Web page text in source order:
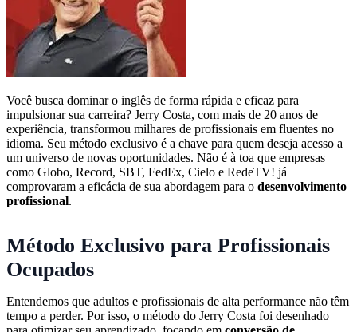
Você busca dominar o inglês de forma rápida e eficaz para
impulsionar sua carreira? Jerry Costa, com mais de 20 anos de
experiência, transformou milhares de profissionais em fluentes no
idioma. Seu método exclusivo é a chave para quem deseja acesso a
um universo de novas oportunidades. Não é à toa que empresas
como Globo, Record, SBT, FedEx, Cielo e RedeTV! já
comprovaram a eficácia de sua abordagem para o desenvolvimento
profissional.
Método Exclusivo para Profissionais
Ocupados
Entendemos que adultos e profissionais de alta performance não têm
tempo a perder. Por isso, o método do Jerry Costa foi desenhado